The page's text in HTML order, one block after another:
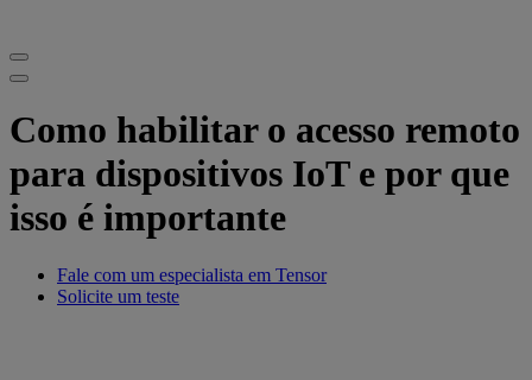
Como habilitar o acesso remoto
para dispositivos IoT e por que
isso é importante
Fale com um especialista em Tensor
Solicite um teste